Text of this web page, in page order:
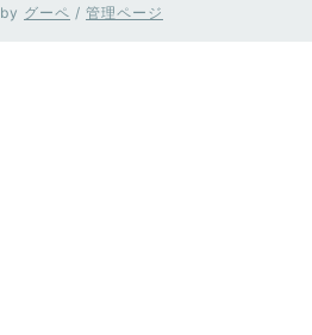
グーペ / 管理ページ